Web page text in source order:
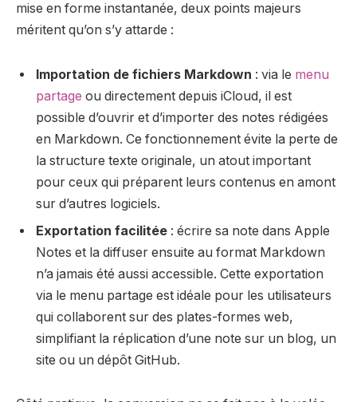
mise en forme instantanée, deux points majeurs
méritent qu’on s’y attarde :
Importation de fichiers Markdown : via le menu
partage ou directement depuis iCloud, il est
possible d’ouvrir et d’importer des notes rédigées
en Markdown. Ce fonctionnement évite la perte de
la structure texte originale, un atout important
pour ceux qui préparent leurs contenus en amont
sur d’autres logiciels.
Exportation facilitée : écrire sa note dans Apple
Notes et la diffuser ensuite au format Markdown
n’a jamais été aussi accessible. Cette exportation
via le menu partage est idéale pour les utilisateurs
qui collaborent sur des plates-formes web,
simplifiant la réplication d’une note sur un blog, un
site ou un dépôt GitHub.